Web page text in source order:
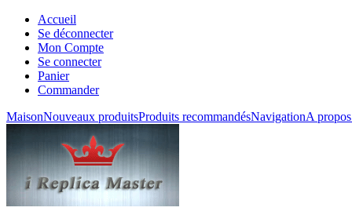
Accueil
Se déconnecter
Mon Compte
Se connecter
Panier
Commander
MaisonNouveaux produitsProduits recommandésNavigationA